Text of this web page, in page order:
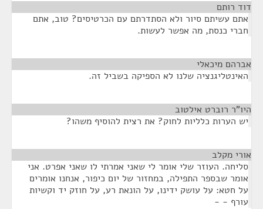
דוד רותם
אתם עשיתם סיור ולא הסתדרתם עם הכרטיסים? טוב, אתם
חברי כנסת, מה אפשר לעשות.
אברהם מיכאלי
האינטליגנציה שלנו לא הספיקה בשביל זה.
היו"ר רוברט אילטוב
יש הערות כלליות לחוק? את רצית להוסיף משהו?
אורי מקלב
סליחה. העוזר שלי אומר לי שאני אמרתי לו שאני אפרט. אני
אומר שבספר התפילה, במחזור של יום כיפור, אנחנו אומרים
על חטא: על עושק ידינו, על הונאת רע, על חוזק יד וקשיות
עורף - -